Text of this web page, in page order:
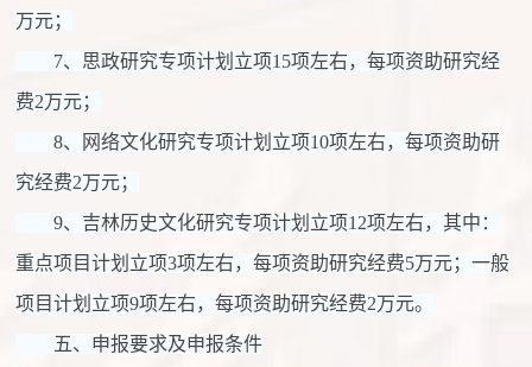
万元；
7、思政研究专项计划立项15项左右，每项资助研究经
费2万元；
8、网络文化研究专项计划立项10项左右，每项资助研
究经费2万元；
9、吉林历史文化研究专项计划立项12项左右，其中：
重点项目计划立项3项左右，每项资助研究经费5万元；一般
项目计划立项9项左右，每项资助研究经费2万元。
五、申报要求及申报条件